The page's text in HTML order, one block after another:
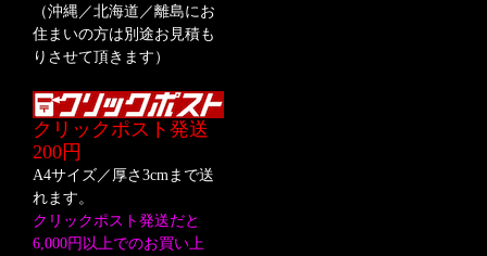
（沖縄／北海道／離島にお
住まいの方は別途お見積も
りさせて頂きます）
クリックポスト発送
200円
A4サイズ／厚さ3cmまで送
れます。
クリックポスト発送だと
6,000円以上でのお買い上